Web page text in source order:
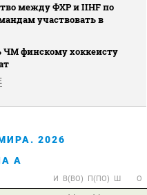
между ФХР и IIHF по
участвовать в
финскому хоккеисту
2026
A
И В(ВО) П(ПО) Ш О